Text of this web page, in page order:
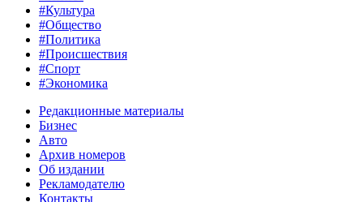
#Культура
#Общество
#Политика
#Происшествия
#Спорт
#Экономика
Редакционные материалы
Бизнес
Авто
Архив номеров
Об издании
Рекламодателю
Контакты